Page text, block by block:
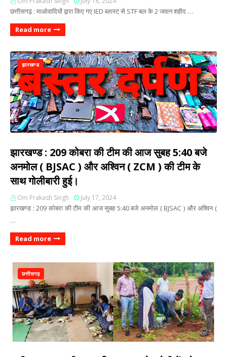
छत्तीसगढ़ : माओवादियों द्वारा किए गए IED ब्लास्ट से STF बल के 2 जवान शहीद …
Read more
झारखण्ड
झारखण्ड : 209 कोबरा की टीम की आज सुबह 5:40 बजे
अनमोल ( BJSAC ) और अश्विन ( ZCM ) की टीम के
साथ गोलीबारी हुई।
Om Prakash Singh July 17, 2024
झारखण्ड : 209 कोबरा की टीम की आज सुबह 5:40 बजे अनमोल ( BJSAC ) और अश्विन (
…
Read more
छत्तीसगढ़